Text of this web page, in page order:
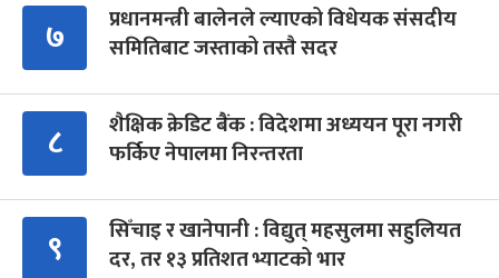
७
प्रधानमन्त्री बालेनले ल्याएको विधेयक संसदीय
समितिबाट जस्ताको तस्तै सदर
८
शैक्षिक क्रेडिट बैंक : विदेशमा अध्ययन पूरा नगरी
फर्किए नेपालमा निरन्तरता
९
सिँचाइ र खानेपानी : विद्युत् महसुलमा सहुलियत
दर, तर १३ प्रतिशत भ्याटको भार